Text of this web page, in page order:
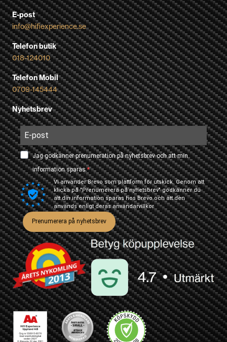
E-post
info@hifiexperience.se
Telefon butik
018-124010
Telefon Mobil
0709-145444
Nyhetsbrev
Jag godkänner prenumeration på nyhetsbrev och att min
information sparas.
Vi använder Brevo som plattform för utskick. Genom att
klicka på "Prenumerera på nyhetsbrev" godkänner du
att din information sparas hos Brevo och att den
används enligt derasanvändarvillkor
Prenumerera på nyhetsbrev